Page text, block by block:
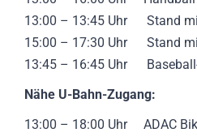
13:00 – 13:45 Uhr Stand
15:00 – 17:30 Uhr Stand
13:45 – 16:45 Uhr
Nähe U-Bahn-Zugang:
13:00 – 18:00 Uhr ADAC